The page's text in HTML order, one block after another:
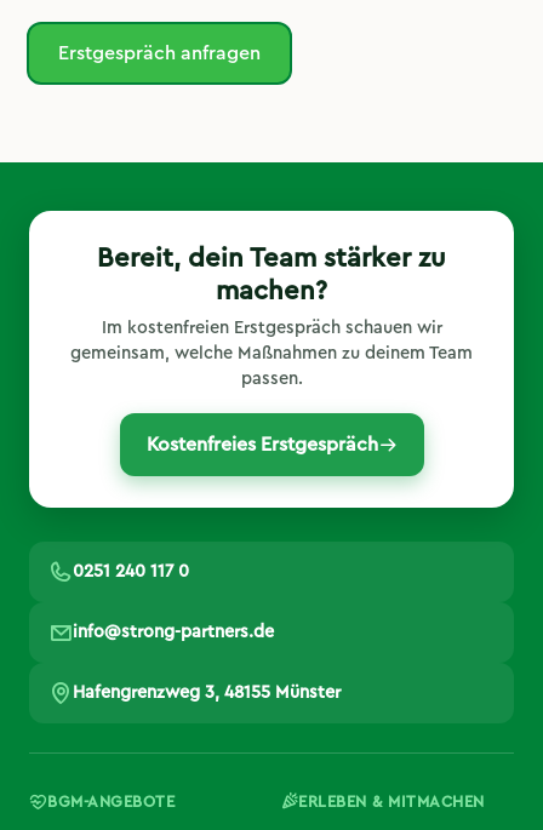
Bereit, dein Team stärker zu
machen?
Im kostenfreien Erstgespräch schauen wir
gemeinsam, welche Maßnahmen zu deinem Team
passen.
Kostenfreies Erstgespräch
0251 240 117 0
info@strong-partners.de
Hafengrenzweg 3, 48155 Münster
BGM-ANGEBOTE ERLEBEN & MITMACHEN